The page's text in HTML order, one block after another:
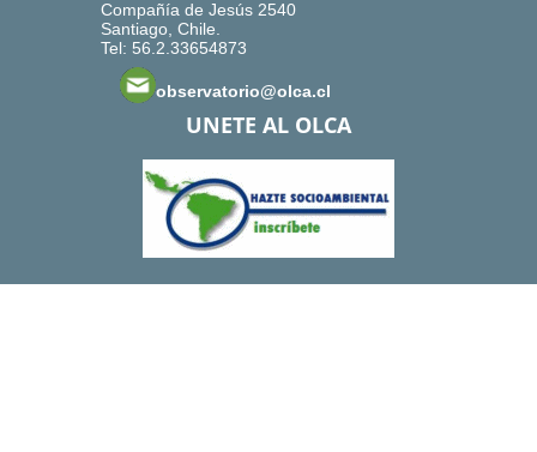
Compañía de Jesús 2540
Santiago, Chile.
Tel: 56.2.33654873
observatorio@olca.cl
UNETE AL OLCA